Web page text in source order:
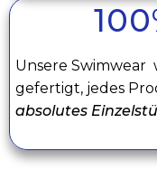
Unsere Swimwear
gefertigt, jedes
absolutes